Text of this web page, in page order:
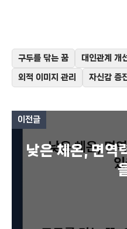
구두를 닦는 꿈 대인관계 개
외적 이미지 관리 자신감 증
이전글
낮은 체온, 면역